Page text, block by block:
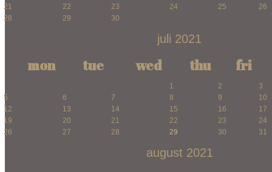
21
22 23 24 25
26
28
29 30
juli 2021
mon tue wed thu fri
1 2
3
5
6 7 8 9
10
12
13 14 15 16
17
19
20 21 22 23
24
26
27 28 29 30 31
august 2021